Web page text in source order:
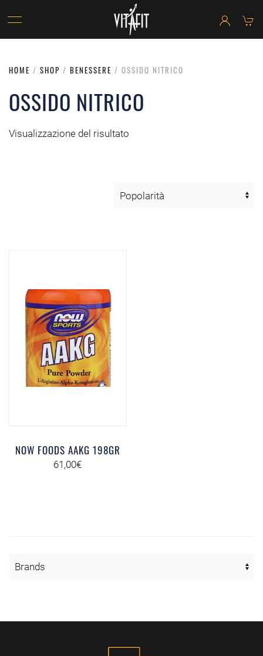
HOME / SHOP / BENESSERE / OSSIDO NITRICO
OSSIDO NITRICO
Visualizzazione del risultato
NOW FOODS AAKG 198GR
61,00€